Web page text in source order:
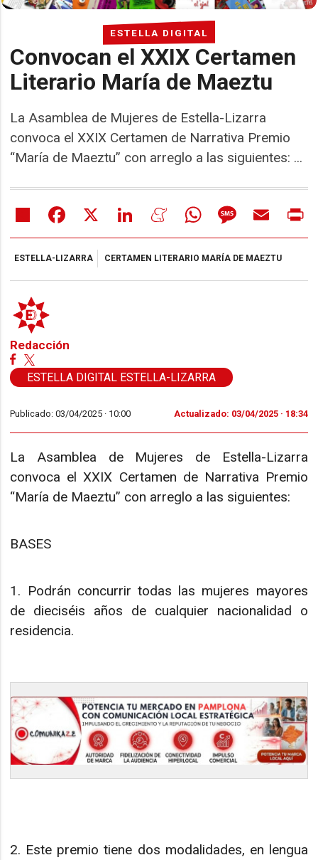
ESTELLA DIGITAL
Convocan el XXIX Certamen
Literario María de Maeztu
La Asamblea de Mujeres de Estella-Lizarra
convoca el XXIX Certamen de Narrativa Premio
“María de Maeztu” con arreglo a las siguientes: ...
Share Facebook LinkedIn MeneameWhatsAppMessageEmail
ESTELLA-LIZARRA CERTAMEN LITERARIO MARÍA DE MAEZTU
Redacción
ESTELLA DIGITAL ESTELLA-LIZARRA
Publicado: 03/04/2025 · 10:00 Actualizado: 03/04/2025 · 18:34
La Asamblea de Mujeres de Estella-Lizarra
convoca el XXIX Certamen de Narrativa Premio
“María de Maeztu” con arreglo a las siguientes:
BASES
1. Podrán concurrir todas las mujeres mayores
de dieciséis años de cualquier nacionalidad o
residencia.
2. Este premio tiene dos modalidades, en lengua